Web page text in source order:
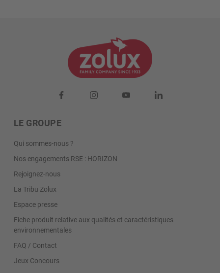
LE GROUPE
Qui sommes-nous ?
Nos engagements RSE : HORIZON
Rejoignez-nous
La Tribu Zolux
Espace presse
Fiche produit relative aux qualités et caractéristiques
environnementales
FAQ / Contact
Jeux Concours